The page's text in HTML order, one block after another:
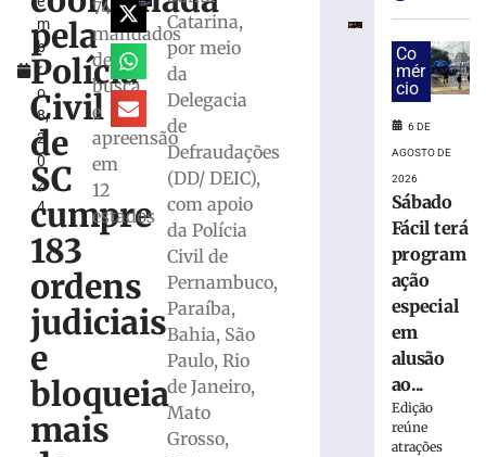
m
b
r
o
8,
2
0
2
4
pela
Polícia
Civil
de
SC
cumpre
183
ordens
judiciais
e
bloqueia
mais
74
mandados
de
busca
e
apreensão
em
12
estados
Catarina,
por meio
da
Delegacia
de
Defraudações
(DD/ DEIC),
com apoio
da Polícia
Civil de
Pernambuco,
Paraíba,
Bahia, São
Paulo, Rio
de Janeiro,
Mato
Grosso,
tráfico
atender
ocorrência
doméstica
Itajaí
Co
mér
cio
6 DE
AGOSTO DE
2026
Sábado
Fácil terá
program
ação
especial
em
alusão
ao...
Edição
reúne
atrações